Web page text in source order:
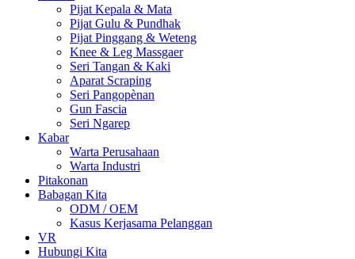
Pijat Kepala & Mata
Pijat Gulu & Pundhak
Pijat Pinggang & Weteng
Knee & Leg Massgaer
Seri Tangan & Kaki
Aparat Scraping
Seri Pangopènan
Gun Fascia
Seri Ngarep
Kabar
Warta Perusahaan
Warta Industri
Pitakonan
Babagan Kita
ODM / OEM
Kasus Kerjasama Pelanggan
VR
Hubungi Kita